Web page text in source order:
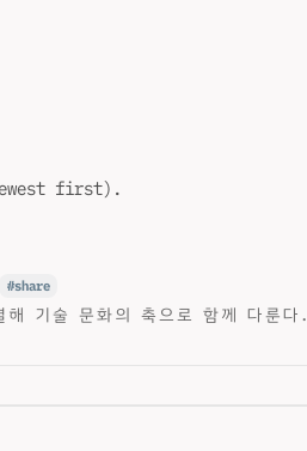
first).
share
해 기술 문화의 축으로 함께 다룬다.